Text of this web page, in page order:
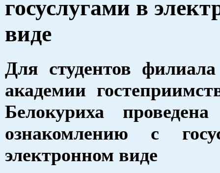
госуслугами в
виде
Для студентов
академии
Белокуриха
ознакомлению с
электронном виде